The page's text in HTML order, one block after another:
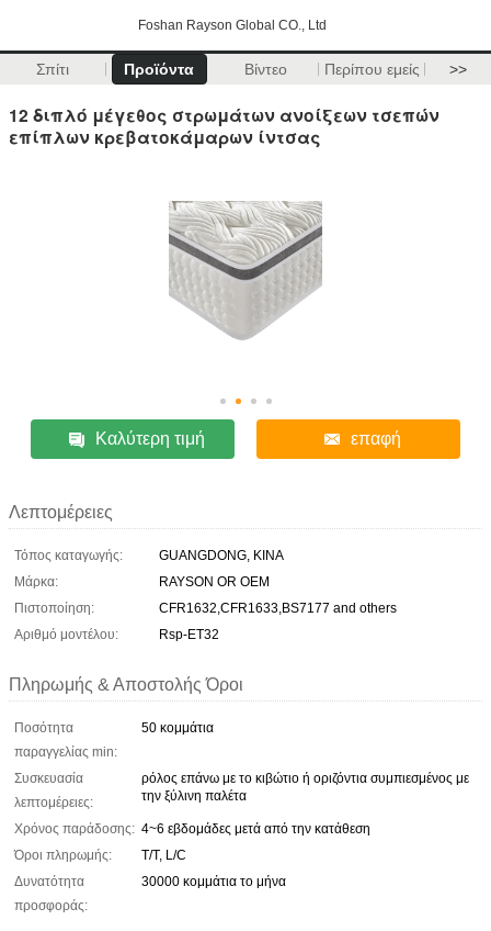
Foshan Rayson Global CO., Ltd
Σπίτι Προϊόντα Βίντεο Περίπου εμείς >>
12 διπλό μέγεθος στρωμάτων ανοίξεων τσεπών
επίπλων κρεβατοκάμαρων ίντσας
Καλύτερη τιμή επαφή
Λεπτομέρειες
Τόπος καταγωγής:
GUANGDONG, ΚΙΝΑ
Μάρκα:
RAYSON OR OEM
Πιστοποίηση:
CFR1632,CFR1633,BS7177 and others
Αριθμό μοντέλου:
Rsp-ET32
Πληρωμής & Αποστολής Όροι
Ποσότητα
παραγγελίας min:
50 κομμάτια
Συσκευασία
λεπτομέρειες:
ρόλος επάνω με το κιβώτιο ή οριζόντια συμπιεσμένος με
την ξύλινη παλέτα
Χρόνος παράδοσης: 4~6 εβδομάδες μετά από την κατάθεση
Όροι πληρωμής:
T/T, L/C
Δυνατότητα
προσφοράς:
30000 κομμάτια το μήνα